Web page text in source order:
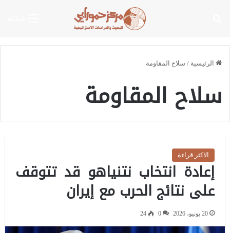
الرئيسية / سلاح المقاومة
سلاح المقاومة
الاكثر قراءة
إعادة انتخاب نتنياهو قد تتوقف
على نتائج الحرب مع إيران
20 يونيو، 2026 0
24